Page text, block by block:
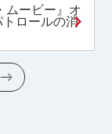
ムービー』オ
ロールの消